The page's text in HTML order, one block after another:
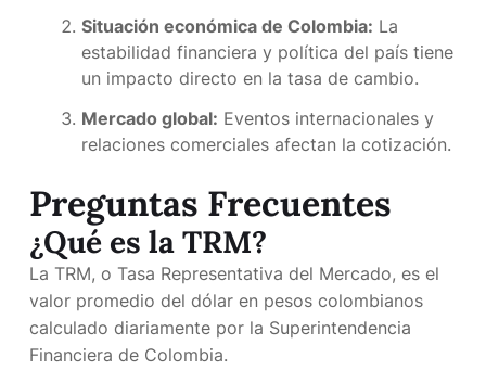
Situación económica de Colombia: La
estabilidad financiera y política del país tiene
un impacto directo en la tasa de cambio.
Mercado global: Eventos internacionales y
relaciones comerciales afectan la cotización.
Preguntas Frecuentes
¿Qué es la TRM?
La TRM, o Tasa Representativa del Mercado, es el
valor promedio del dólar en pesos colombianos
calculado diariamente por la Superintendencia
Financiera de Colombia.